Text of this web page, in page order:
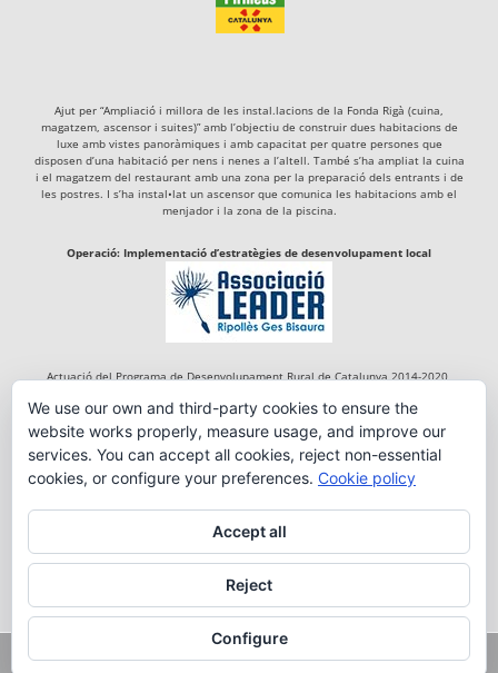
Ajut per “Ampliació i millora de les instal.lacions de la Fonda Rigà (cuina,
magatzem, ascensor i suites)” amb l’objectiu de construir dues habitacions de
luxe amb vistes panoràmiques i amb capacitat per quatre persones que
disposen d’una habitació per nens i nenes a l’altell. També s’ha ampliat la cuina
i el magatzem del restaurant amb una zona per la preparació dels entrants i de
les postres. I s’ha instal•lat un ascensor que comunica les habitacions amb el
menjador i la zona de la piscina.
Operació: Implementació d’estratègies de desenvolupament local
Actuació del Programa de Desenvolupament Rural de Catalunya 2014-2020,
Copyright 2018 FONDA RIGÀ DE TREGURÀ | By:em_tdc
We use our own and third-party cookies to ensure the
website works properly, measure usage, and improve our
services. You can accept all cookies, reject non-essential
cookies, or configure your preferences. Cookie policy
Accept all
Reject
Configure